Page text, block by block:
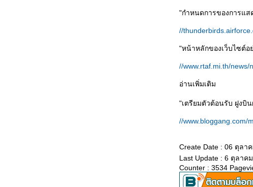
"กำหนดการของการแส
//
"หน้าหลักของเว็บไซต์อ
//www.rtaf.mi.th/news/
อ่านเพิ่มเติม
"เตรียมตัวต้อนรับ ฝูงบิ
//www.bloggang.com/
Create Date : 06 ตุลา
Last Update : 6 ตุลาค
Counter : 3534